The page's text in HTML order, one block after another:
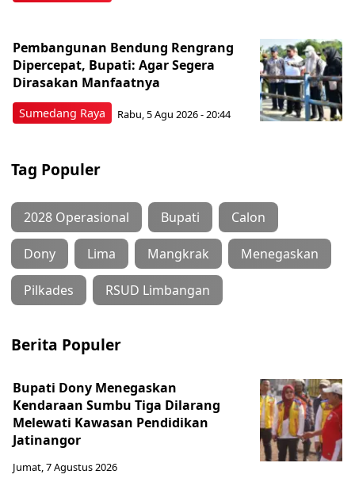
Sumedang Raya
Pembangunan Bendung Rengrang
Dipercepat, Bupati: Agar Segera
Dirasakan Manfaatnya
Rabu, 5 Agu 2026 - 20:44
Tag Populer
2028 Operasional Bupati Calon
Dony Lima Mangkrak Menegaskan
Pilkades RSUD Limbangan
Berita Populer
Bupati Dony Menegaskan
Kendaraan Sumbu Tiga Dilarang
Melewati Kawasan Pendidikan
Jatinangor
Jumat, 7 Agustus 2026